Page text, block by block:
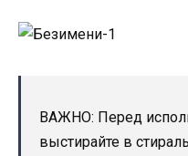
ВАЖНО: Перед
выстирайте в